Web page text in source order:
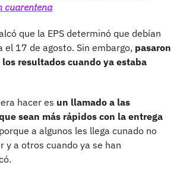
cuarentena
que la EPS determinó que debían
el 17 de agosto. Sin embargo, pasaron
resultados cuando ya estaba
hacer es un llamado a las
sean más rápidos con la entrega
porque a algunos les llega cunado no
y a otros cuando ya se han